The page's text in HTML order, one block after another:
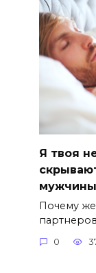
Я твоя
Почему
0